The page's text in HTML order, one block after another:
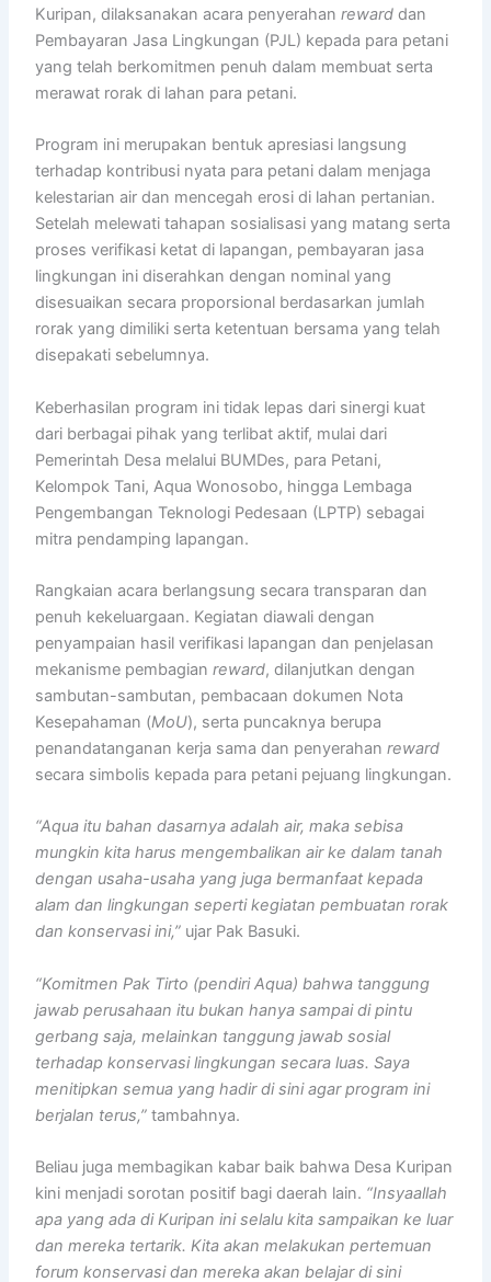
Kuripan, dilaksanakan acara penyerahanreward dan
Pembayaran Jasa Lingkungan (PJL) kepada para petani
yang telah berkomitmen penuh dalam membuat serta
merawat rorak di lahan para petani.
Program ini merupakan bentuk apresiasi langsung
terhadap kontribusi nyata para petani dalam menjaga
kelestarian air dan mencegah erosi di lahan pertanian.
Setelah melewati tahapan sosialisasi yang matang serta
proses verifikasi ketat di lapangan, pembayaran jasa
lingkungan ini diserahkan dengan nominal yang
disesuaikan secara proporsional berdasarkan jumlah
rorak yang dimiliki serta ketentuan bersama yang telah
disepakati sebelumnya.
Keberhasilan program ini tidak lepas dari sinergi kuat
dari berbagai pihak yang terlibat aktif, mulai dari
Pemerintah Desa melalui BUMDes, para Petani,
Kelompok Tani, Aqua Wonosobo, hingga Lembaga
Pengembangan Teknologi Pedesaan (LPTP) sebagai
mitra pendamping lapangan.
Rangkaian acara berlangsung secara transparan dan
penuh kekeluargaan. Kegiatan diawali dengan
penyampaian hasil verifikasi lapangan dan penjelasan
mekanisme pembagianreward, dilanjutkan dengan
sambutan-sambutan, pembacaan dokumen Nota
Kesepahaman (MoU), serta puncaknya berupa
penandatanganan kerja sama dan penyerahanreward
secara simbolis kepada para petani pejuang lingkungan.
“Aqua itu bahan dasarnya adalah air, maka sebisa
mungkin kita harus mengembalikan air ke dalam tanah
dengan usaha-usaha yang juga bermanfaat kepada
alam dan lingkungan seperti kegiatan pembuatan rorak
dan konservasi ini,” ujar Pak Basuki.
“Komitmen Pak Tirto (pendiri Aqua) bahwa tanggung
jawab perusahaan itu bukan hanya sampai di pintu
gerbang saja, melainkan tanggung jawab sosial
terhadap konservasi lingkungan secara luas. Saya
menitipkan semua yang hadir di sini agar program ini
berjalan terus,” tambahnya.
Beliau juga membagikan kabar baik bahwa Desa Kuripan
kini menjadi sorotan positif bagi daerah lain. “Insyaallah
apa yang ada di Kuripan ini selalu kita sampaikan ke luar
dan mereka tertarik. Kita akan melakukan pertemuan
forum konservasi dan mereka akan belajar di sini